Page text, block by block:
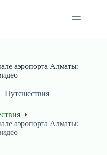
аэропорта Алматы:
Путешествия
аэропорта Алматы: